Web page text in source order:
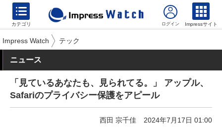
カテゴリ Impressサイト
Impress Watch テック
ニュース
「見ているあなたも、見られてる。」 アップル、
Safariのプライバシー保護をアピール
西田 宗千佳 2024年7月17日 01:00